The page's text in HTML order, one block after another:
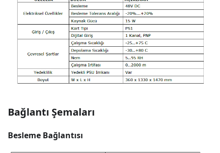
Bağlantı Şemaları
Besleme Bağlantısı